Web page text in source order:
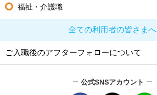
福祉・介護職
全ての利用者の皆さまへ
ご入職後のアフターフォローについて
公式SNSアカウント